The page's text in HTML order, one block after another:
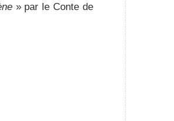
» par le Conte de